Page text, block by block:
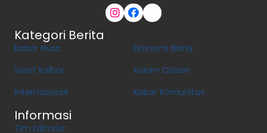
Kategori Berita
Kabar Nusa
Sorot Kalbar
Internasional
Ekonomi Bisnis
Kolom Citizen
Kabar Komunitas
Informasi
Tim Editorial